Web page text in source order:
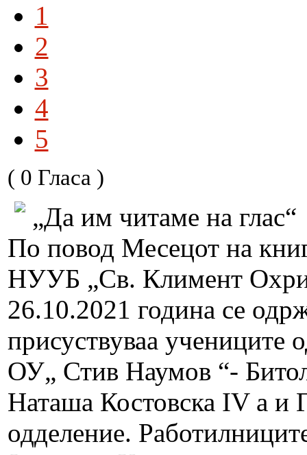
1
2
3
4
5
( 0 Гласа )
„Да им читаме на глас“
По повод Месецот на
НУУБ „Св. Климент
26.10.2021 година се
присуствуваа учениците
ОУ„ Стив Наумов “-
Наташа Костовска IV a и
одделение.